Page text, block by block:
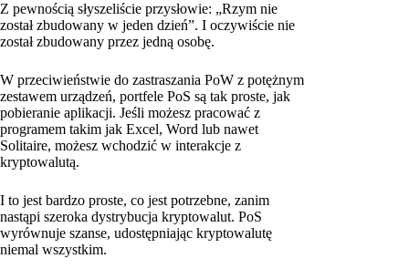
Z pewnością słyszeliście przysłowie: „Rzym nie
został zbudowany w jeden dzień”. I oczywiście nie
został zbudowany przez jedną osobę.
W przeciwieństwie do zastraszania PoW z potężnym
zestawem urządzeń, portfele PoS są tak proste, jak
pobieranie aplikacji. Jeśli możesz pracować z
programem takim jak Excel, Word lub nawet
Solitaire, możesz wchodzić w interakcje z
kryptowalutą.
I to jest bardzo proste, co jest potrzebne, zanim
nastąpi szeroka dystrybucja kryptowalut. PoS
wyrównuje szanse, udostępniając kryptowalutę
niemal wszystkim.